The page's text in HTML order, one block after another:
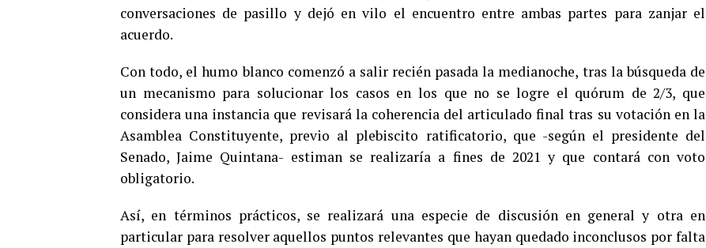
conversaciones de pasillo y dejó en vilo el encuentro entre ambas partes para zanjar el
acuerdo.
Con todo, el humo blanco comenzó a salir recién pasada la medianoche, tras la búsqueda de
un mecanismo para solucionar los casos en los que no se logre el quórum de 2/3, que
considera una instancia que revisará la coherencia del articulado final tras su votación en la
Asamblea Constituyente, previo al plebiscito ratificatorio, que -según el presidente del
Senado, Jaime Quintana- estiman se realizaría a fines de 2021 y que contará con voto
obligatorio.
Así, en términos prácticos, se realizará una especie de discusión en general y otra en
particular para resolver aquellos puntos relevantes que hayan quedado inconclusos por falta